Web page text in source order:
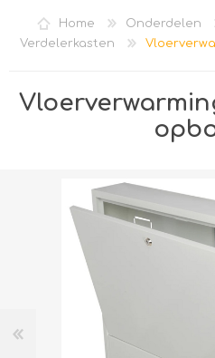
VERLANGLIJST
Home Onderdelen
Verdelerkasten